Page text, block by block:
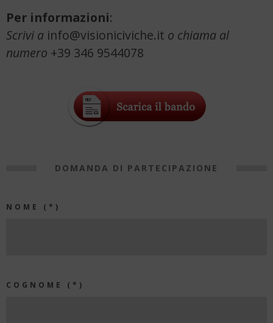
Per informazioni:
Scrivi a info@visioniciviche.it o chiama al
numero +39 346 9544078
DOMANDA DI PARTECIPAZIONE
NOME (*)
COGNOME (*)